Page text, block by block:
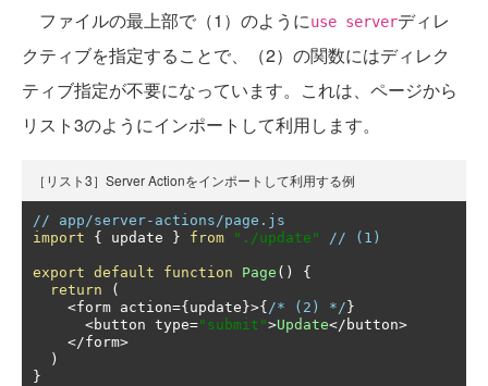
ファイルの最上部で（1）のようにuse serverディレ
クティブを指定することで、（2）の関数にはディレク
ティブ指定が不要になっています。これは、ページから
リスト3のようにインポートして利用します。
［リスト3］Server Actionをインポートして利用する例
// app/server-actions/page.js
import
{ update } from "./update" // (1)
export default function Page ()
{
return
(
<form action={ update }>{ /* (2) */ }
<button type="submit">Update</ button>
</form>
)
}